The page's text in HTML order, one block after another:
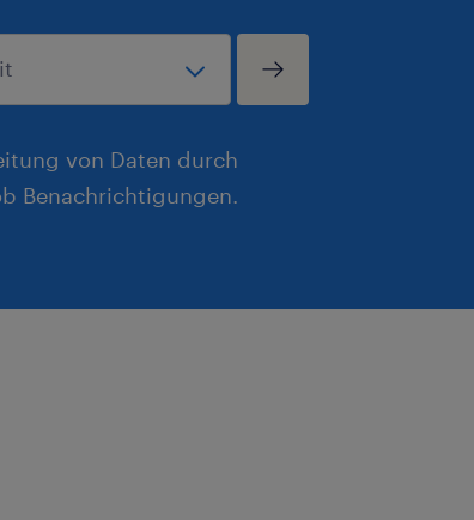
von Daten durch
Benachrichtigungen.